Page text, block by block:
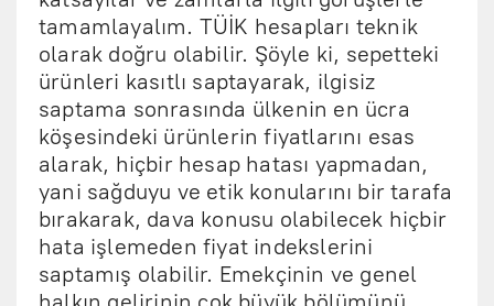
tamamlayalım. TÜİK hesapları teknik
olarak doğru olabilir. Şöyle ki, sepetteki
ürünleri kasıtlı saptayarak, ilgisiz
saptama sonrasında ülkenin en ücra
köşesindeki ürünlerin fiyatlarını esas
alarak, hiçbir hesap hatası yapmadan,
yani sağduyu ve etik konularını bir tarafa
bırakarak, dava konusu olabilecek hiçbir
hata işlemeden fiyat indekslerini
saptamış olabilir. Emekçinin ve genel